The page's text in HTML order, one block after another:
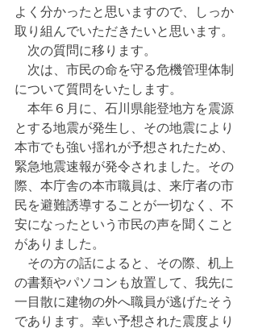
よく分かったと思いますので、しっか
取り組んでいただきたいと思います。
次の質問に移ります。
次は、市民の命を守る危機管理体制
について質問をいたします。
本年６月に、石川県能登地方を震源
とする地震が発生し、その地震により
本市でも強い揺れが予想されたため、
緊急地震速報が発令されました。その
際、本庁舎の本市職員は、来庁者の市
民を避難誘導することが一切なく、不
安になったという市民の声を聞くこと
がありました。
その方の話によると、その際、机上
の書類やパソコンも放置して、我先に
一目散に建物の外へ職員が逃げたそう
であります。幸い予想された震度より